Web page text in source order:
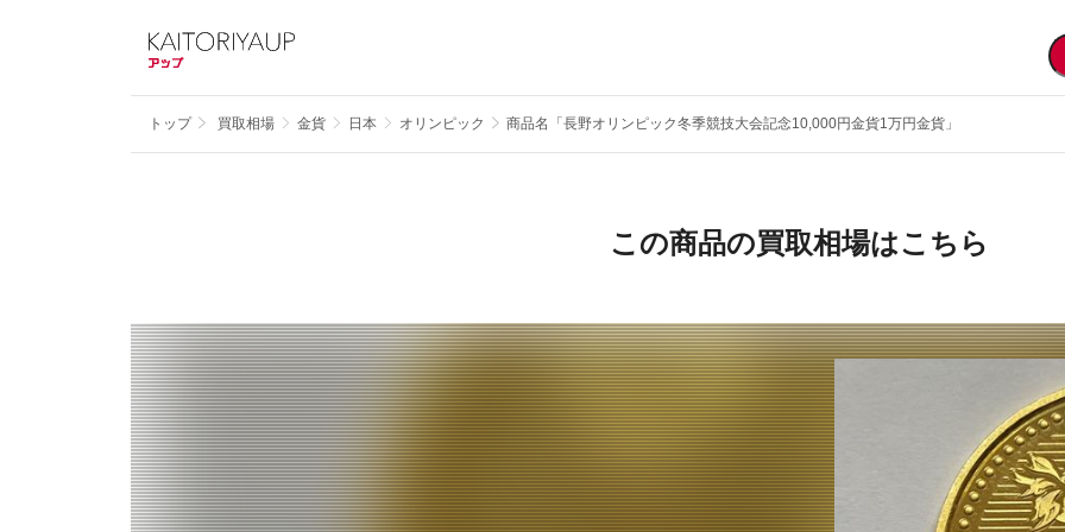
トップ 買取相場 金貨 日本 オリンピック 商品名「長野オリンピック冬季競技大会記念10,000円金貨1万円金貨」
この商品の買取相場はこちら